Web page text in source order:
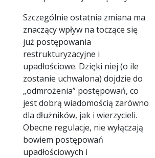
Szczególnie ostatnia zmiana ma
znaczący wpływ na toczące się
już postępowania
restrukturyzacyjne i
upadłościowe. Dzięki niej (o ile
zostanie uchwalona) dojdzie do
„odmrożenia” postępowań, co
jest dobrą wiadomością zarówno
dla dłużników, jak i wierzycieli.
Obecne regulacje, nie wyłączają
bowiem postępowań
upadłościowych i